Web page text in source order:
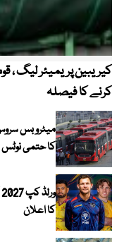
کرنے کا فیصلہ
کا حتمی نوٹس
کا اعلان